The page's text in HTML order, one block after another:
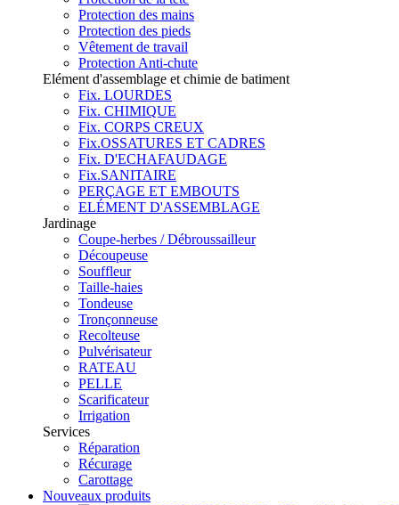
Protection des mains
Protection des pieds
Vêtement de travail
Protection Anti-chute
Elément d'assemblage et chimie de batiment
Fix. LOURDES
Fix. CHIMIQUE
Fix. CORPS CREUX
Fix.OSSATURES ET CADRES
Fix. D'ECHAFAUDAGE
Fix.SANITAIRE
PERÇAGE ET EMBOUTS
ELÉMENT D'ASSEMBLAGE
Jardinage
Coupe-herbes / Débroussailleur
Découpeuse
Souffleur
Taille-haies
Tondeuse
Tronçonneuse
Recolteuse
Pulvérisateur
RATEAU
PELLE
Scarificateur
Irrigation
Services
Réparation
Récurage
Carottage
Nouveaux produits